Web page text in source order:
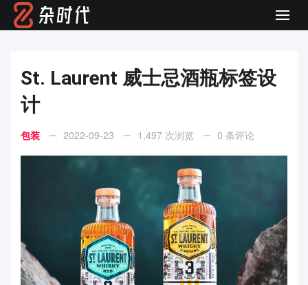
Menu
St. Laurent 威士忌酒瓶标签设
计
包装 2022-09-23 1,497 次浏览 0 条评论